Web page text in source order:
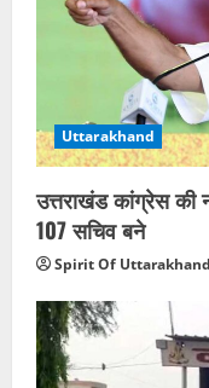
Uttarakhand
उत्तराखंड कांग्रेस की
107 सचिव बने
Spirit Of Uttarakhand